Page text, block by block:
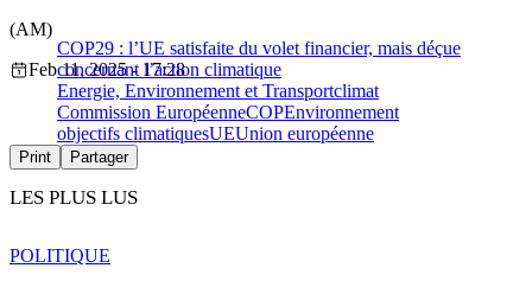
COP29 : l’UE satisfaite du volet financier, mais déçue
concernant l’action climatique
(AM)
Feb 11, 2025 - 17:28
Energie, Environnement et Transportclimat
Commission EuropéenneCOPEnvironnement
objectifs climatiquesUEUnion européenne
Print Partager
LES PLUS LUS
POLITIQUE